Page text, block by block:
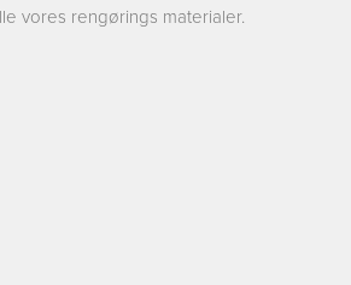
vores rengørings materialer.